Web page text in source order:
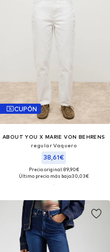
CUPÓN
ABOUT YOU X MARIE VON BEHRENS
regular Vaquero
38,61€
Precio original: 89,90€
Último precio más bajo:30,03€